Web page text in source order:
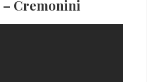
– Cremonini